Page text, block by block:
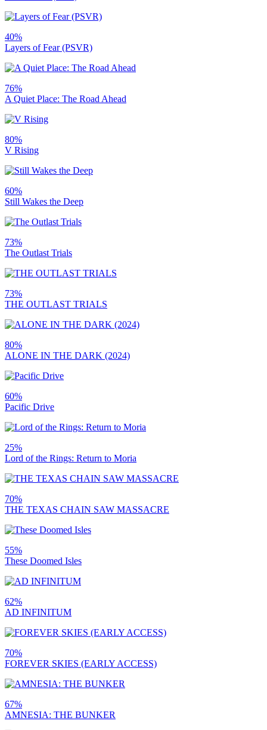
40%
Layers of Fear (PSVR)
76%
A Quiet Place: The Road Ahead
80%
V Rising
60%
Still Wakes the Deep
73%
The Outlast Trials
73%
THE OUTLAST TRIALS
80%
ALONE IN THE DARK (2024)
60%
Pacific Drive
25%
Lord of the Rings: Return to Moria
70%
THE TEXAS CHAIN SAW MASSACRE
55%
These Doomed Isles
62%
AD INFINITUM
70%
FOREVER SKIES (EARLY ACCESS)
67%
AMNESIA: THE BUNKER